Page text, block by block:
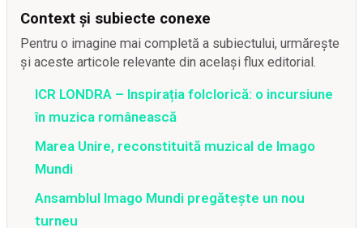
Context și subiecte conexe
Pentru o imagine mai completă a subiectului, urmărește
și aceste articole relevante din același flux editorial.
ICR LONDRA – Inspirația folclorică: o incursiune
în muzica românească
Marea Unire, reconstituită muzical de Imago
Mundi
Ansamblul Imago Mundi pregătește un nou
turneu